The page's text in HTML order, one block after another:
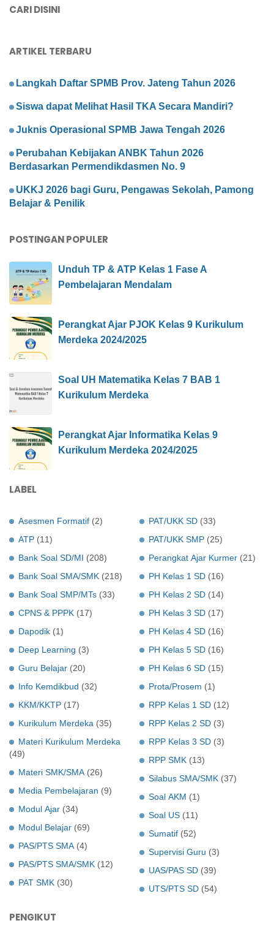
CARI DISINI
ARTIKEL TERBARU
Langkah Daftar SPMB Prov. Jateng Tahun 2026
Siswa dapat Melihat Hasil TKA Secara Mandiri?
Juknis Operasional SPMB Jawa Tengah 2026
Perubahan Kebijakan ANBK Tahun 2026
Berdasarkan Permendikdasmen No. 9
UKKJ 2026 bagi Guru, Pengawas Sekolah, Pamong
Belajar & Penilik
POSTINGAN POPULER
Unduh TP & ATP Kelas 1 Fase A
Pembelajaran Mendalam
Perangkat Ajar PJOK Kelas 9 Kurikulum
Merdeka 2024/2025
Soal UH Matematika Kelas 7 BAB 1
Kurikulum Merdeka
Perangkat Ajar Informatika Kelas 9
Kurikulum Merdeka 2024/2025
LABEL
Asesmen Formatif (2)
ATP (11)
Bank Soal SD/MI (208)
Bank Soal SMA/SMK (218)
Bank Soal SMP/MTs (33)
CPNS & PPPK (17)
Dapodik (1)
Deep Learning (3)
Guru Belajar (20)
Info Kemdikbud (32)
KKM/KKTP (17)
Kurikulum Merdeka (35)
Materi Kurikulum Merdeka
(49)
Materi SMK/SMA (26)
Media Pembelajaran (9)
Modul Ajar (34)
Modul Belajar (69)
PAS/PTS SMA (4)
PAS/PTS SMA/SMK (12)
PAT SMK (30)
PAT/UKK SD (33)
PAT/UKK SMP (25)
Perangkat Ajar Kurmer (21)
PH Kelas 1 SD (16)
PH Kelas 2 SD (14)
PH Kelas 3 SD (17)
PH Kelas 4 SD (16)
PH Kelas 5 SD (16)
PH Kelas 6 SD (15)
Prota/Prosem (1)
RPP Kelas 1 SD (12)
RPP Kelas 2 SD (3)
RPP Kelas 3 SD (3)
RPP SMK (13)
Silabus SMA/SMK (37)
Soal AKM (1)
Soal US (11)
Sumatif (52)
Supervisi Guru (3)
UAS/PAS SD (39)
UTS/PTS SD (54)
PENGIKUT